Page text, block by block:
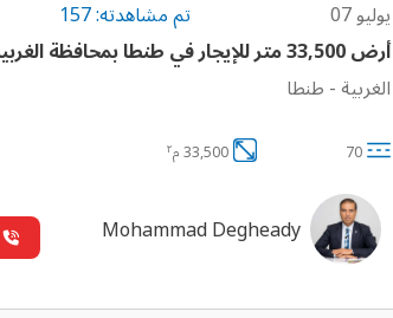
يوليو 07 تم مشاهدته: 157
أرض 33,500 متر للإيجار في طنطا بمحافظة الغربية
الغربية - طنطا
70 33,500 م ٢
Mohammad Degheady